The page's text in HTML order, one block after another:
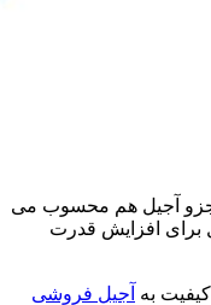
آجیل هم محسوب می
برای افزایش قدرت
به آجیل فروشی